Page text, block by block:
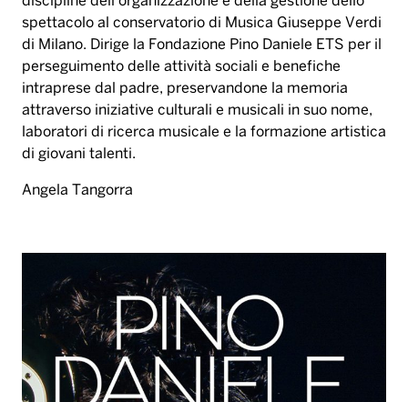
di giovani talenti.
Angela Tangorra